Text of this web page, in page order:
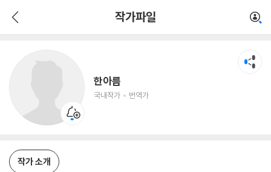
작가파일
한아름
국내작가 번역가
작가 소개